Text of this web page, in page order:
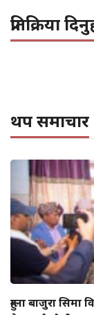
प्रतिक्रिया
थप समाचार
हुम्ला बाजुरा